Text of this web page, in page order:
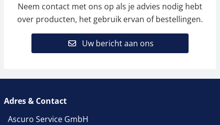
Neem contact met ons op als je advies nodig hebt
over producten, het gebruik ervan of bestellingen.
Uw bericht aan ons
Adres & Contact
Ascuro Service GmbH